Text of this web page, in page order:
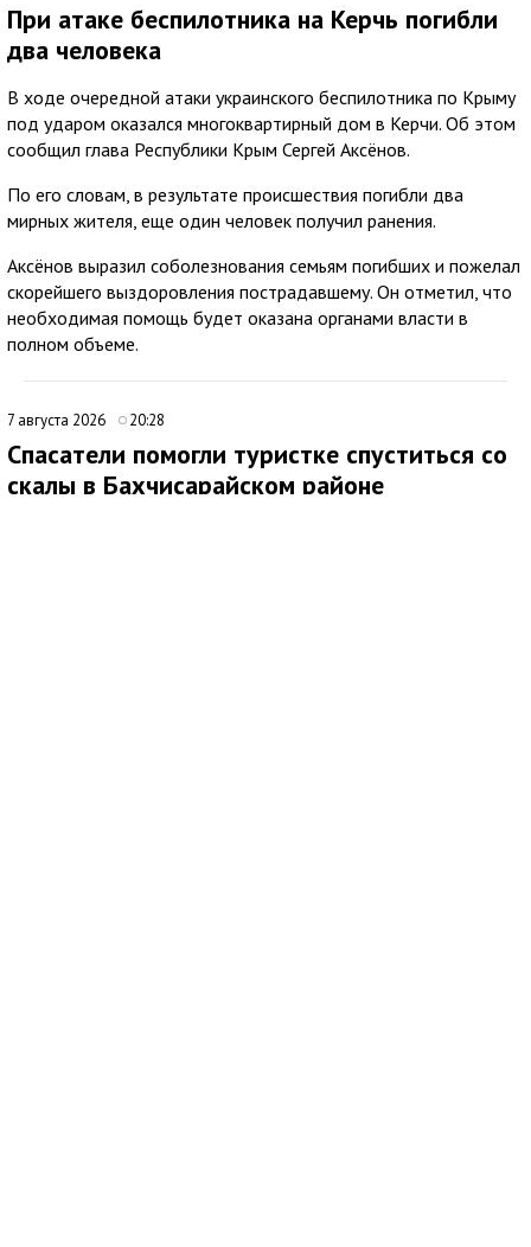
При атаке беспилотника на Керчь погибли
два человека
В ходе очередной атаки украинского беспилотника по Крыму
под ударом оказался многоквартирный дом в Керчи. Об этом
сообщил глава Республики Крым Сергей Аксёнов.
По его словам, в результате происшествия погибли два
мирных жителя, еще один человек получил ранения.
Аксёнов выразил соболезнования семьям погибших и пожелал
скорейшего выздоровления пострадавшему. Он отметил, что
необходимая помощь будет оказана органами власти в
полном объеме.
7 августа 2026 20:28
Спасатели помогли туристке спуститься со
скалы в Бахчисарайском районе